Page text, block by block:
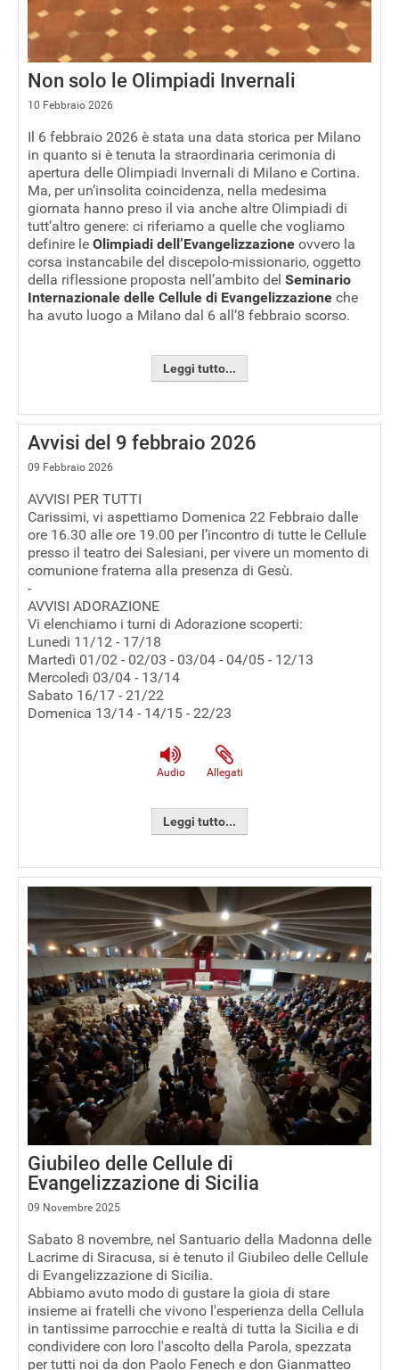
Non solo le Olimpiadi Invernali
10 Febbraio 2026
Il 6 febbraio 2026 è stata una data storica per Milano
in quanto si è tenuta la straordinaria cerimonia di
apertura delle Olimpiadi Invernali di Milano e Cortina.
Ma, per un’insolita coincidenza, nella medesima
giornata hanno preso il via anche altre Olimpiadi di
tutt’altro genere: ci riferiamo a quelle che vogliamo
definire le Olimpiadi dell’Evangelizzazione ovvero la
corsa instancabile del discepolo-missionario, oggetto
della riflessione proposta nell’ambito del Seminario
Internazionale delle Cellule di Evangelizzazione che
ha avuto luogo a Milano dal 6 all’8 febbraio scorso.
Leggi tutto...
Avvisi del 9 febbraio 2026
09 Febbraio 2026
AVVISI PER TUTTI
Carissimi, vi aspettiamo Domenica 22 Febbraio dalle
ore 16.30 alle ore 19.00 per l’incontro di tutte le Cellule
presso il teatro dei Salesiani, per vivere un momento di
comunione fraterna alla presenza di Gesù.
-
AVVISI ADORAZIONE
Vi elenchiamo i turni di Adorazione scoperti:
Lunedi 11/12 - 17/18
Martedì 01/02 - 02/03 - 03/04 - 04/05 - 12/13
Mercoledì 03/04 - 13/14
Sabato 16/17 - 21/22
Domenica 13/14 - 14/15 - 22/23
Audio Allegati
Leggi tutto...
Giubileo delle Cellule di
Evangelizzazione di Sicilia
09 Novembre 2025
Sabato 8 novembre, nel Santuario della Madonna delle
Lacrime di Siracusa, si è tenuto il Giubileo delle Cellule
di Evangelizzazione di Sicilia.
Abbiamo avuto modo di gustare la gioia di stare
insieme ai fratelli che vivono l'esperienza della Cellula
in tantissime parrocchie e realtà di tutta la Sicilia e di
condividere con loro l'ascolto della Parola, spezzata
per tutti noi da don Paolo Fenech e don Gianmatteo